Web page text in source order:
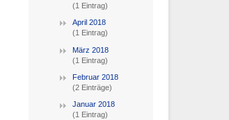
(1 Eintrag)
April 2018
(1 Eintrag)
März 2018
(1 Eintrag)
Februar 2018
(2 Einträge)
Januar 2018
(1 Eintrag)